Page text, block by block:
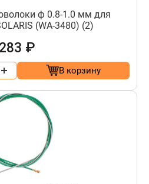
ф 0.8-1.0 мм для
(WA-3480) (2)
283 ₽
В корзину